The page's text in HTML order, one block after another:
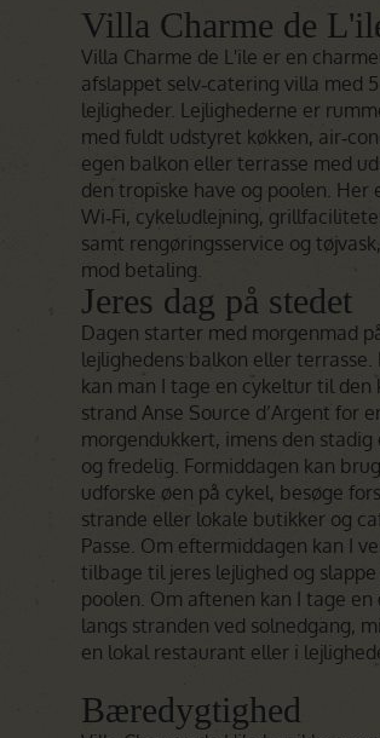
Villa Charme de
Villa Charme de L'ile er en
afslappet selv‑catering villa med 5
lejligheder. Lejlighederne er
med fuldt udstyret køkken,
egen balkon eller terrasse med
den tropiske have og poolen. Her
Wi‑Fi, cykeludlejning,
samt rengøringsservice og
mod betaling.
Jeres dag på stedet
Dagen starter med morgenmad
lejlighedens balkon eller
kan man I tage en cykeltur til den
strand Anse Source d’Argent for
morgendukkert, imens den stadig
og fredelig. Formiddagen kan
udforske øen på cykel, besøge
strande eller lokale butikker og
Passe. Om eftermiddagen kan I
tilbage til jeres lejlighed og slappe
poolen. Om aftenen kan I tage en
langs stranden ved solnedgang,
en lokal restaurant eller i
Bæredygtighed